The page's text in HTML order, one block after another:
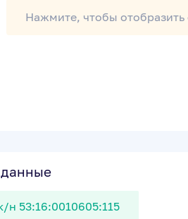
Нажмите, чтобы отобразить
н 53:16:0010605:115